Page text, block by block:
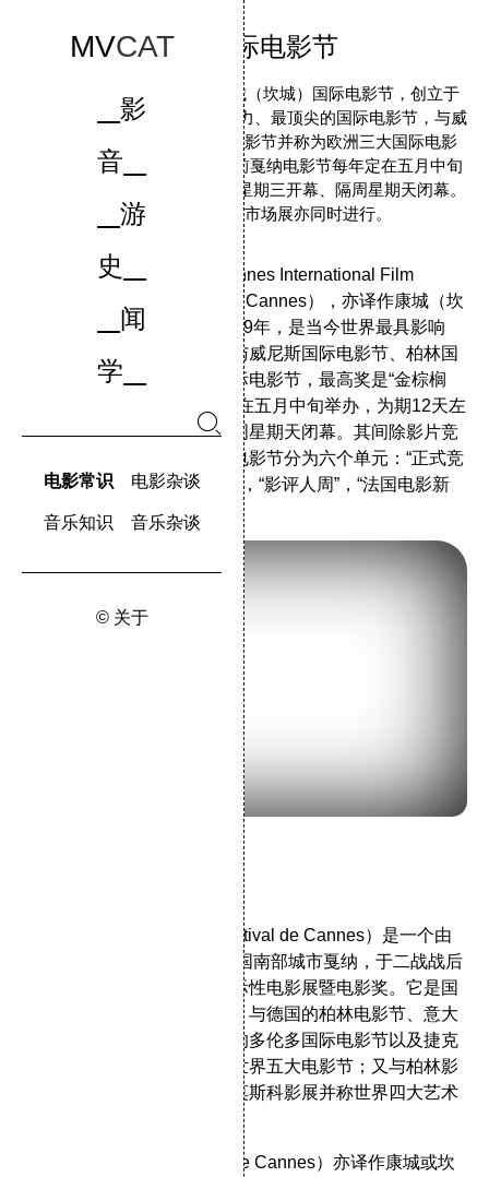
MVCAT
影
音
游
史
闻
学
电影常识 电影杂谈
音乐知识 音乐杂谈
© 关于
戛纳国际电影节
戛纳国际电影节，亦译作康城（坎城）国际电影节，创立于
1939年，是当今世界最具影响力、最顶尖的国际电影节，与威
尼斯国际电影节、柏林国际电影节并称为欧洲三大国际电影
节，最高奖是“金棕榈奖”。当前戛纳电影节每年定在五月中旬
举办，为期12天左右，通常于星期三开幕、隔周星期天闭幕。
其间除影片竞赛外，市场展亦同时进行。
戛纳国际电影节（英文：Cannes International Film
Festival，法文：Festival De Cannes），亦译作康城（坎
城）国际电影节，创立于1939年，是当今世界最具影响
力、最顶尖的国际电影节，与威尼斯国际电影节、柏林国
际电影节并称为欧洲三大国际电影节，最高奖是“金棕榈
奖”。当前戛纳电影节每年定在五月中旬举办，为期12天左
右，通常于星期三开幕、隔周星期天闭幕。其间除影片竞
赛外，市场展亦同时进行。电影节分为六个单元：“正式竞
赛”，“导演双周”，“一种注视”，“影评人周”，“法国电影新
貌”和“会外市场展”。
戛纳国际电影节（法语：Festival de Cannes）是一个由
法国于1939年首度举办于该国南部城市戛纳，于二战战后
复兴并于同地扩大举办的国际性电影展暨电影奖。它是国
际上最具影响力的影展之一，与德国的柏林电影节、意大
利的威尼斯电影节、加拿大的多伦多国际电影节以及捷克
的卡罗维发利电影节合称为世界五大电影节；又与柏林影
展、威尼斯影展以及俄国的莫斯科影展并称世界四大艺术
戛纳国际电影节（Festival De Cannes）亦译作康城或坎